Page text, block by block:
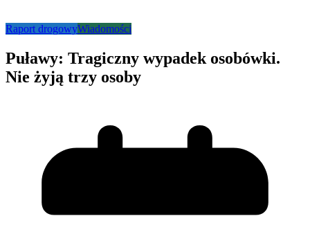
Raport drogowyWiadomości
Puławy: Tragiczny wypadek osobówki.
Nie żyją trzy osoby